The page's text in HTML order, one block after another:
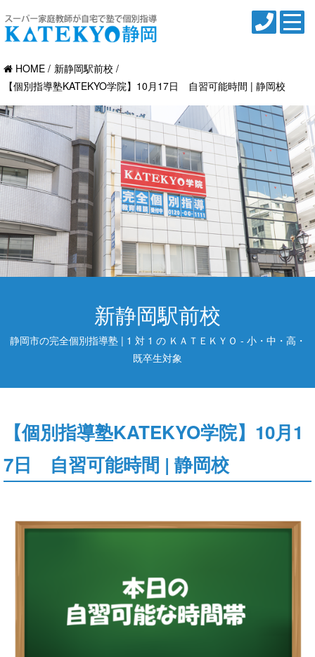
HOME
新静岡駅前校
【個別指導塾KATEKYO学院】10月17日 自習可能時間 | 静岡校
新静岡駅前校
静岡市の完全個別指導塾 | 1 対 1 の ＫＡＴＥＫＹＯ - 小・中・高・
既卒生対象
【個別指導塾KATEKYO学院】10月1
7日 自習可能時間 | 静岡校